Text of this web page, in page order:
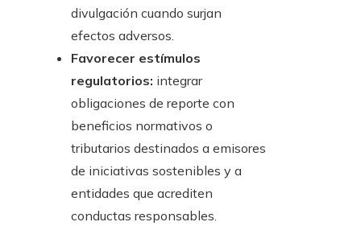
divulgación cuando surjan
efectos adversos.
Favorecer estímulos
regulatorios: integrar
obligaciones de reporte con
beneficios normativos o
tributarios destinados a emisores
de iniciativas sostenibles y a
entidades que acrediten
conductas responsables.